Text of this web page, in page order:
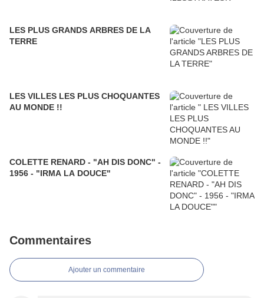
LES PLUS GRANDS ARBRES DE LA
TERRE
LES VILLES LES PLUS CHOQUANTES
AU MONDE !!
COLETTE RENARD - "AH DIS DONC" -
1956 - "IRMA LA DOUCE"
Commentaires
Ajouter un commentaire